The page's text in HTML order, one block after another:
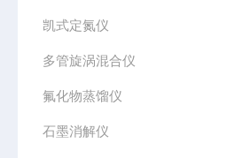
凯式定氮仪
多管旋涡混合仪
氟化物蒸馏仪
石墨消解仪